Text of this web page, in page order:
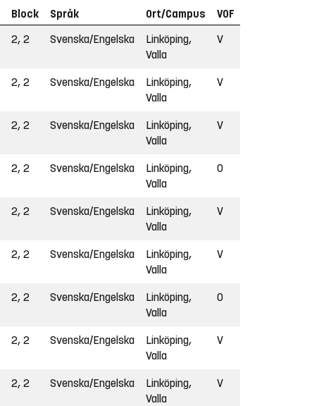
Block Språk Ort/Campus
VOF
2, 2 Svenska/Engelska
Linköping,
Valla
V
2, 2 Svenska/Engelska
Linköping,
Valla
V
2, 2 Svenska/Engelska
Linköping,
Valla
V
2, 2 Svenska/Engelska
Linköping,
Valla
O
2, 2 Svenska/Engelska
Linköping,
Valla
V
2, 2 Svenska/Engelska
Linköping,
Valla
V
2, 2 Svenska/Engelska
Linköping,
Valla
O
2, 2 Svenska/Engelska
Linköping,
Valla
V
2, 2 Svenska/Engelska
Linköping,
Valla
V